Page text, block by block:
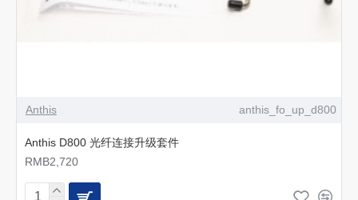
Anthis anthis_fo_up_d800
Anthis D800 光纤连接升级套件
RMB2,720